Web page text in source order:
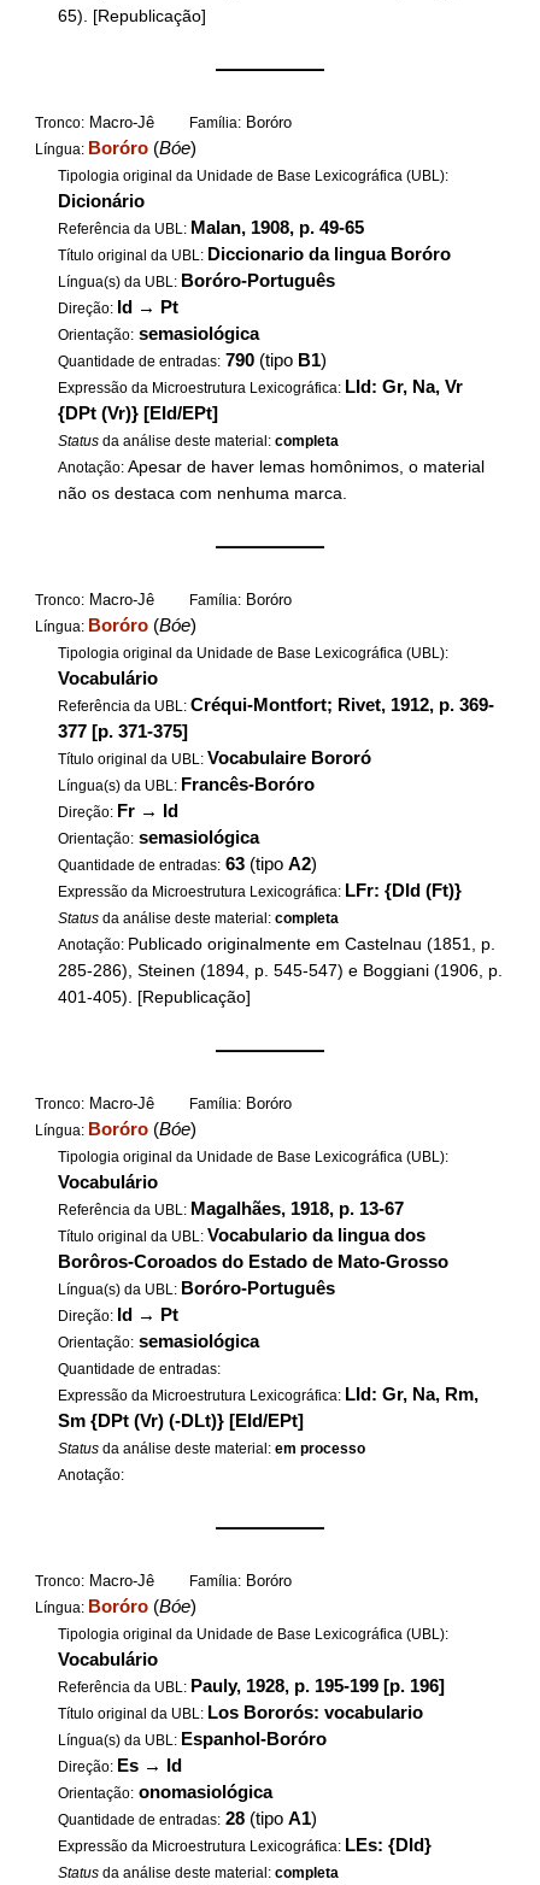
65). [Republicação]
——————
Tronco: Macro-Jê Família: Boróro
Língua: Boróro (Bóe)
Tipologia original da Unidade de Base Lexicográfica (UBL):
Dicionário
Referência da UBL: Malan, 1908, p. 49-65
Título original da UBL: Diccionario da lingua Boróro
Língua(s) da UBL: Boróro-Português
Direção: Id → Pt
Orientação: semasiológica
Quantidade de entradas: 790 (tipo B1)
Expressão da Microestrutura Lexicográfica: LId: Gr, Na, Vr
{DPt (Vr)} [EId/EPt]
Status da análise deste material:completa
Anotação:Apesar de haver lemas homônimos, o material
não os destaca com nenhuma marca.
——————
Tronco: Macro-Jê Família: Boróro
Língua: Boróro (Bóe)
Tipologia original da Unidade de Base Lexicográfica (UBL):
Vocabulário
Referência da UBL:Créqui-Montfort; Rivet, 1912, p. 369-
377 [p. 371-375]
Título original da UBL: Vocabulaire Bororó
Língua(s) da UBL: Francês-Boróro
Direção: Fr → Id
Orientação: semasiológica
Quantidade de entradas: 63 (tipoA2)
Expressão da Microestrutura Lexicográfica: LFr: {DId (Ft)}
Status da análise deste material:completa
Anotação: Publicado originalmente em Castelnau (1851, p.
285-286), Steinen (1894, p. 545-547) e Boggiani (1906, p.
401-405). [Republicação]
——————
Tronco: Macro-Jê Família: Boróro
Língua: Boróro (Bóe)
Tipologia original da Unidade de Base Lexicográfica (UBL):
Vocabulário
Referência da UBL: Magalhães, 1918, p. 13-67
Título original da UBL: Vocabulario da lingua dos
Borôros-Coroados do Estado de Mato-Grosso
Língua(s) da UBL: Boróro-Português
Direção: Id → Pt
Orientação: semasiológica
Quantidade de entradas:
Expressão da Microestrutura Lexicográfica: LId: Gr, Na, Rm,
Sm {DPt (Vr) (-DLt)} [EId/EPt]
Status da análise deste material:em processo
Anotação:
——————
Tronco: Macro-Jê Família: Boróro
Língua: Boróro (Bóe)
Tipologia original da Unidade de Base Lexicográfica (UBL):
Vocabulário
Referência da UBL: Pauly, 1928, p. 195-199 [p. 196]
Título original da UBL: Los Bororós: vocabulario
Língua(s) da UBL: Espanhol-Boróro
Direção: Es → Id
Orientação: onomasiológica
Quantidade de entradas: 28 (tipoA1)
Expressão da Microestrutura Lexicográfica: LEs: {DId}
Status da análise deste material:completa